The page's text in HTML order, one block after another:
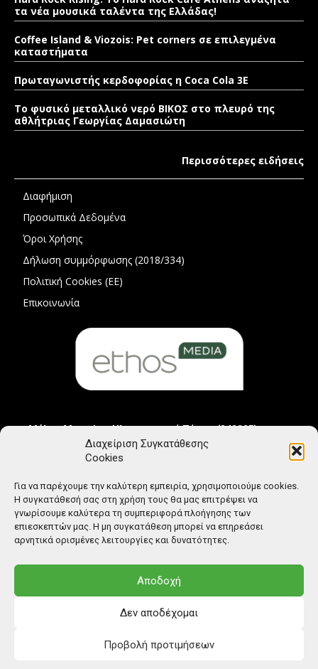
Διαχείριση Συγκατάθεσης
Cookies
Για να παρέχουμε την καλύτερη εμπειρία, χρησιμοποιούμε cookies.
Η συγκατάθεσή σας στη χρήση τους θα μας επιτρέψει να
γνωρίσουμε καλύτερα τη συμπεριφορά πλοήγησης των
επιεσκεπτών μας. Η μη συγκατάθεση μπορεί να επηρεάσει
αρνητικά ορισμένες λειτουργίες και δυνατότητες.
Αποδοχή
Δεν αποδέχομαι
Προβολή προτιμήσεων
τα νέα μουσικά ταλέντα της Ελλάδας!
Coffee Island & Viozois: Pet corners σε επιλεγμένα
καταστήματα
Πρωταγωνιστής κερδοφορίας η Coca Cola 3E
Το φυσικό μεταλλικό νερό ΒΙΚΟΣ στο πλευρό της
αθλήτριας Γεωργίας Δαμασιώτη
Περισσότερες ειδήσεις
Διαφήμιση
Προσωπικά Δεδομένα
Όροι Χρήσης
Δήλωση συμμόρφωσης (2018/334)
Πολιτική Cookies (ΕΕ)
Επικοινωνία
Μέλος Μητρώου Ηλεκτρονικού Τύπου (242225)
© Copyright: Ethos Media S.A.